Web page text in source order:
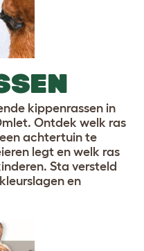
kippenrassen in
Ontdek welk ras
achtertuin te
legt en welk ras
Sta versteld
en